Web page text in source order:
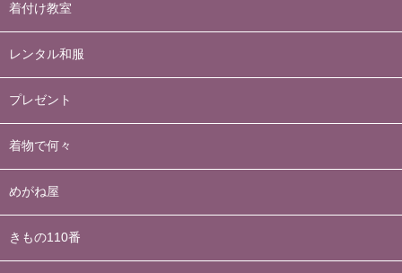
着付け教室
レンタル和服
プレゼント
着物で何々
めがね屋
きもの110番